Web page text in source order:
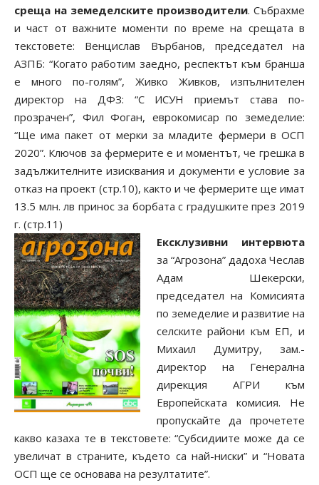
среща на земеделските производители. Събрахме
и част от важните моменти по време на срещата в
текстовете: Венцислав Върбанов, председател на
АЗПБ: “Когато работим заедно, респектът към бранша
е много по-голям”, Живко Живков, изпълнителен
директор на ДФЗ: “С ИСУН приемът става по-
прозрачен”, Фил Фоган, еврокомисар по земеделие:
“Ще има пакет от мерки за младите фермери в ОСП
2020”. Ключов за фермерите е и моментът, че грешка в
задължителните изисквания и документи е условие за
отказ на проект (стр.10), както и че фермерите ще имат
13.5 млн. лв принос за борбата с градушките през 2019
г. (стр.11)
Ексклузивни интервюта
за “Агрозона” дадоха Чеслав
Адам Шекерски,
председател на Комисията
по земеделие и развитие на
селските райони към ЕП, и
Михаил Думитру, зам.-
директор на Генерална
дирекция АГРИ към
Европейската комисия. Не
пропускайте да прочетете
какво казаха те в текстовете: “Субсидиите може да се
увеличат в страните, където са най-ниски” и “Новата
ОСП ще се основава на резултатите”.